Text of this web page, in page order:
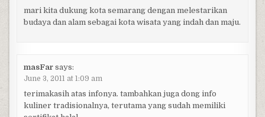
mari kita dukung kota semarang dengan melestarikan
budaya dan alam sebagai kota wisata yang indah dan maju.
masFar says:
June 3, 2011 at 1:09 am
terimakasih atas infonya. tambahkan juga dong info
kuliner tradisionalnya, terutama yang sudah memiliki